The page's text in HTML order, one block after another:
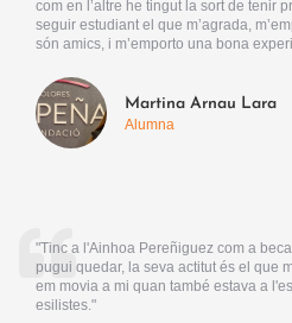
com en l’altre he tingut la sort de tenir
seguir estudiant el que m’agrada,
són amics, i m’emporto una bona
Martina Arnau Lara
Alumna
"Tinc a l'Ainhoa Pereñiguez com a
pugui quedar, la seva actitut és el que
em movia a mi quan també estava a
esilistes."